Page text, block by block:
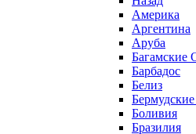
Америка
Аргентина
Аруба
Багамские
Барбадос
Белиз
Боливия
Бразилия